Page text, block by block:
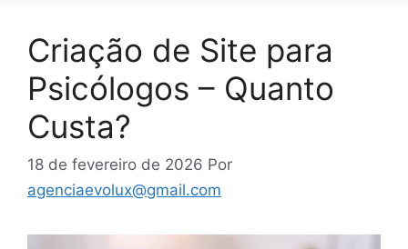
Criação de Site para
Psicólogos – Quanto
Custa?
18 de fevereiro de 2026 Por
agenciaevolux@gmail.com